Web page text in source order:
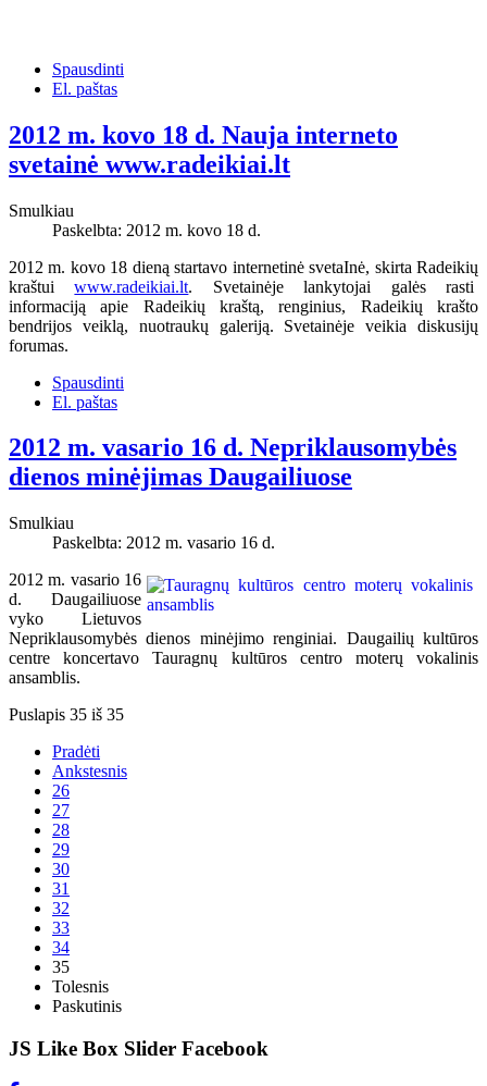
Spausdinti
El. paštas
2012 m. kovo 18 d. Nauja interneto
svetainė www.radeikiai.lt
Smulkiau
Paskelbta: 2012 m. kovo 18 d.
2012 m. kovo 18 dieną startavo internetinė svetaInė, skirta Radeikių
kraštuiwww.radeikiai.lt. Svetainėje lankytojai galės rasti
informaciją apie Radeikių kraštą, renginius, Radeikių krašto
bendrijos veiklą, nuotraukų galeriją. Svetainėje veikia diskusijų
forumas.
Spausdinti
El. paštas
2012 m. vasario 16 d. Nepriklausomybės
dienos minėjimas Daugailiuose
Smulkiau
Paskelbta: 2012 m. vasario 16 d.
2012 m. vasario 16
d. Daugailiuose
vyko Lietuvos
Nepriklausomybės dienos minėjimo renginiai. Daugailių kultūros
centre koncertavo Tauragnų kultūros centro moterų vokalinis
ansamblis.
Puslapis 35 iš 35
Pradėti
Ankstesnis
26
27
28
29
30
31
32
33
34
35
Tolesnis
Paskutinis
JS Like Box Slider Facebook